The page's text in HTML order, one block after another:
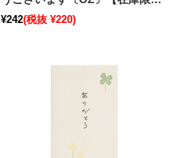
り】
¥242(税抜 ¥220)